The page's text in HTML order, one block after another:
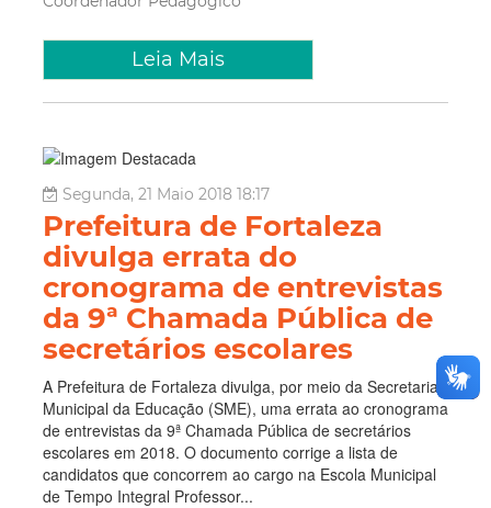
Leia Mais
Segunda, 21 Maio 2018 18:17
Prefeitura de Fortaleza
divulga errata do
cronograma de entrevistas
da 9ª Chamada Pública de
secretários escolares
A Prefeitura de Fortaleza divulga, por meio da Secretaria
Municipal da Educação (SME), uma errata ao cronograma
de entrevistas da 9ª Chamada Pública de secretários
escolares em 2018. O documento corrige a lista de
candidatos que concorrem ao cargo na Escola Municipal
de Tempo Integral Professor...